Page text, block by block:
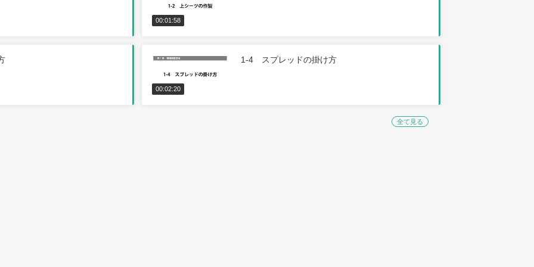
00:01:58
1-4 スプレッドの掛け方
00:02:20
全て見る